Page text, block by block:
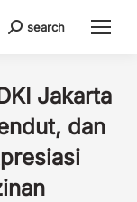
Search:
search
Jakarta
dan